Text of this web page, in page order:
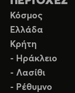
Κόσμος
Ελλάδα
Κρήτη
- Ηράκλειο
- Λασίθι
- Ρέθυμνο